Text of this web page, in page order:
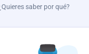
saber por qué?